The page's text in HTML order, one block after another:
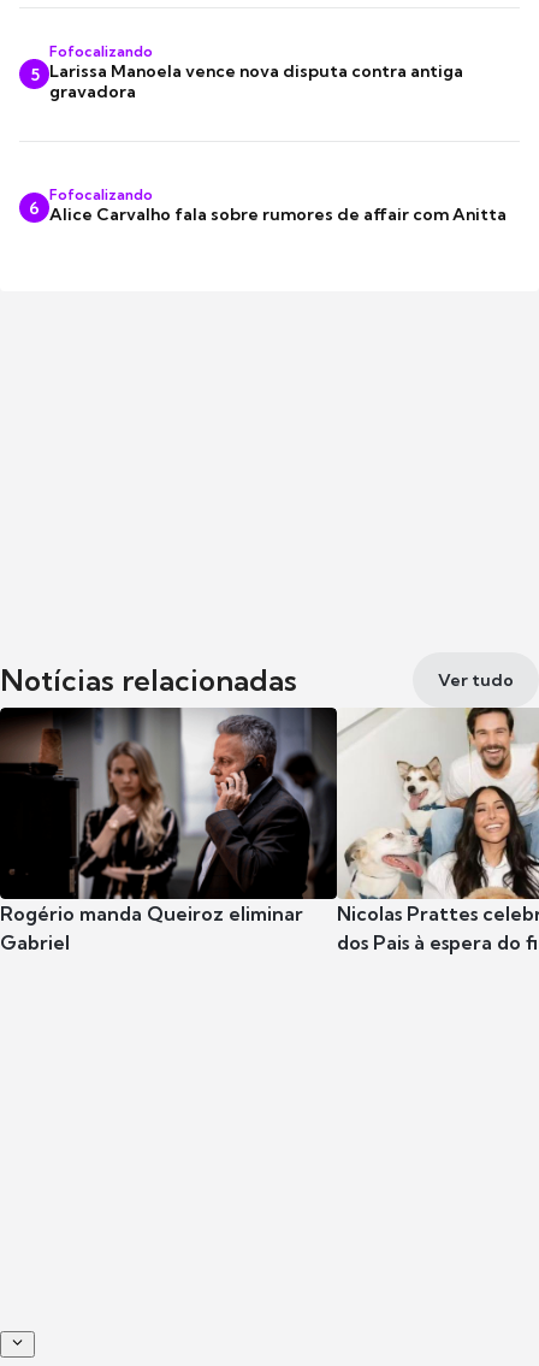
5
Fofocalizando
Larissa Manoela vence nova disputa contra antiga
gravadora
6
Fofocalizando
Alice Carvalho fala sobre rumores de affair com Anitta
Notícias relacionadas Ver tudo
Rogério manda Queiroz eliminar
Gabriel
Nicolas Prattes
dos Pais à espera do